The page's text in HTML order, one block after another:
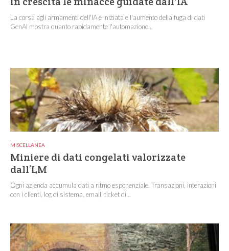
La corsa agli armamenti dell'IA è iniziata e l'aumento della fuga di dati
GenAI mostra quanto rapidamente l'automazione...
MISCELLANEA
Miniere di dati congelati valorizzate
dall’LM
Ogni azienda accumula dati a ritmo esponenziale. Transazioni, interazioni
con i clienti, log di sistema, email, ticket di...